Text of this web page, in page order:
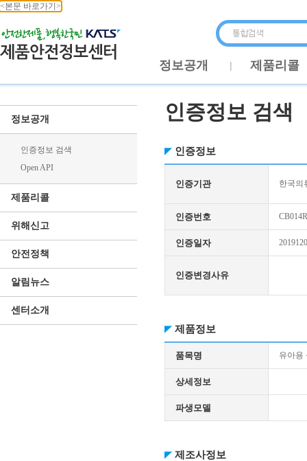
<본문 바로가기>
정보공개 제품리콜
정보공개
인증정보 검색
Open API
제품리콜
위해신고
안전정책
알림뉴스
센터소개
인증정보 검색
인증정보
인증기관 한국의
인증번호
인증일자
인증변경사유
제품정보
품목명 유아용
상세정보
파생모델
제조사정보